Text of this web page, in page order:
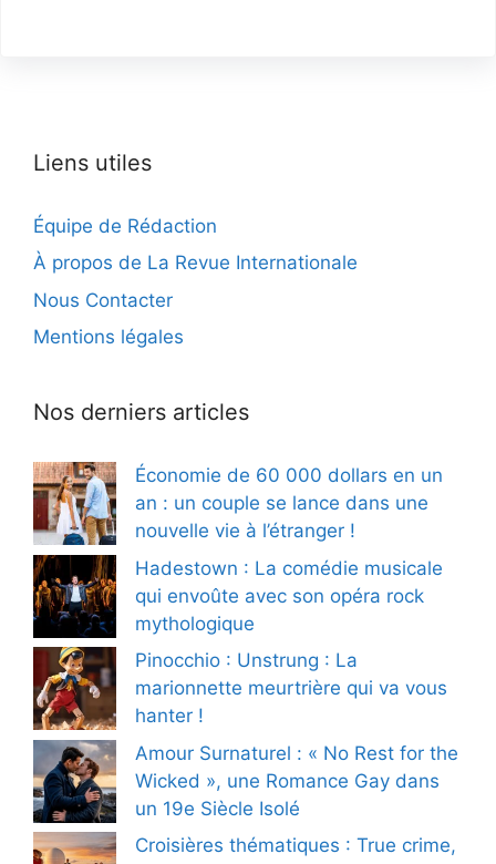
Liens utiles
Équipe de Rédaction
À propos de La Revue Internationale
Nous Contacter
Mentions légales
Nos derniers articles
Économie de 60 000 dollars en un
an : un couple se lance dans une
nouvelle vie à l’étranger !
Hadestown : La comédie musicale
qui envoûte avec son opéra rock
mythologique
Pinocchio : Unstrung : La
marionnette meurtrière qui va vous
hanter !
Amour Surnaturel : « No Rest for the
Wicked », une Romance Gay dans
un 19e Siècle Isolé
Croisières thématiques : True crime,